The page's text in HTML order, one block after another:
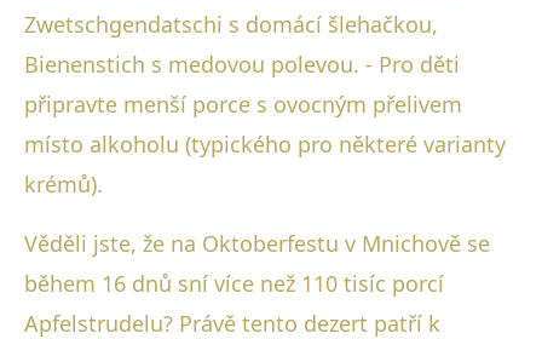
Zwetschgendatschi s domácí šlehačkou,
Bienenstich s medovou polevou. - Pro děti
připravte menší porce s ovocným přelivem
místo alkoholu (typického pro některé varianty
krémů).
Věděli jste, že na Oktoberfestu v Mnichově se
během 16 dnů sní více než 110 tisíc porcí
Apfelstrudelu? Právě tento dezert patří k